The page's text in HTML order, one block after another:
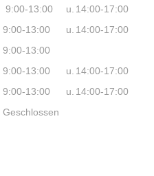
9:00-13:00 u. 14:00-17:00
9:00-13:00 u. 14:00-17:00
9:00-13:00
9:00-13:00 u. 14:00-17:00
9:00-13:00 u. 14:00-17:00
Geschlossen